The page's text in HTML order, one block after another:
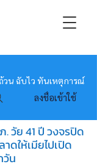
วน ฉับไว ทันเหตุการณ์
ลงชื่อเข้าใช้
วัย 41 ปี วงจรปิด
ดให้เมียไปเปิด
วัน